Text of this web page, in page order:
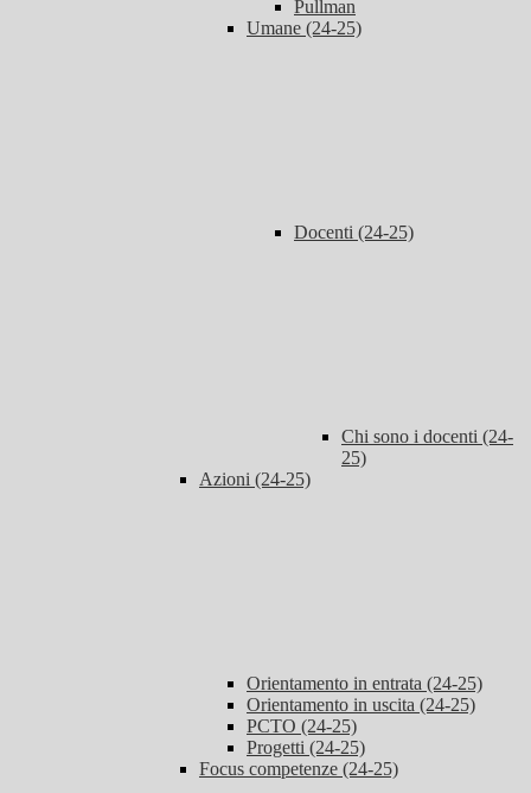
Pullman
Umane (24-25)
Docenti (24-25)
Chi sono i docenti (24-
25)
Azioni (24-25)
Orientamento in entrata (24-25)
Orientamento in uscita (24-25)
PCTO (24-25)
Progetti (24-25)
Focus competenze (24-25)